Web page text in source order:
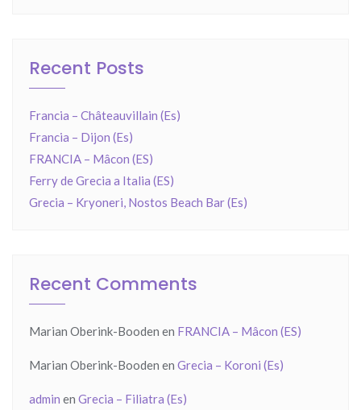
Recent Posts
Francia – Châteauvillain (Es)
Francia – Dijon (Es)
FRANCIA – Mâcon (ES)
Ferry de Grecia a Italia (ES)
Grecia – Kryoneri, Nostos Beach Bar (Es)
Recent Comments
Marian Oberink-Booden en FRANCIA – Mâcon (ES)
Marian Oberink-Booden en Grecia – Koroni (Es)
admin en Grecia – Filiatra (Es)